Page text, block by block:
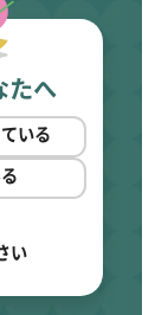
たへ
いる
い